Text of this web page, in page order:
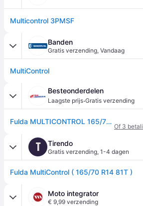
Multicontrol 3PMSF
Banden
Gratis verzending, Vandaag
MultiControl
Besteonderdelen
Laagste prijs·Gratis verzending
Fulda MULTICONTROL 165/70 R14 81T personenwagen All-season banden Banden 539187
Of 3
T Tirendo
Gratis verzending, 1-4 dagen
Fulda MultiControl ( 165/70 R14 81T )
Moto integrator
€ 9,99 verzending